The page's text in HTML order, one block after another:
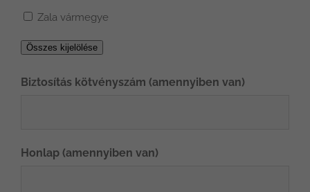
Zala vármegye
Összes kijelölése
Biztosítás kötvényszám (amennyiben van)
Honlap (amennyiben van)